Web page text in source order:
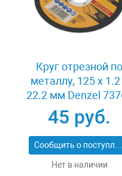
Круг отрезной по
металлу, 125 х 1.2
22.2 мм Denzel
45 руб.
Сообщить о поступлении
Нет в наличии